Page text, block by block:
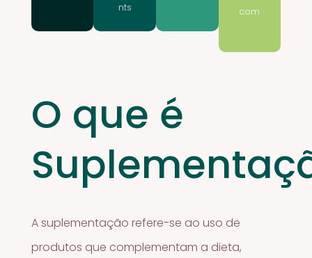
nts
com
O que é
A suplementação refere-se ao uso de
produtos que complementam a dieta,